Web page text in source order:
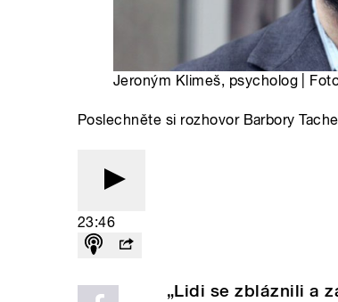
Jeroným Klimeš, psycholog |
Poslechněte si rozhovor Barbory
23:46
„Lidi se zbláznili a